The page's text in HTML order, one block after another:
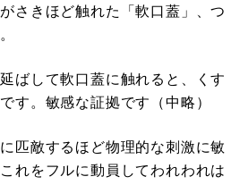
さきほど触れた「軟口蓋」、つ
ばして軟口蓋に触れると、くす
す。敏感な証拠です（中略）
匹敵するほど物理的な刺激に敏
れをフルに動員してわれわれは